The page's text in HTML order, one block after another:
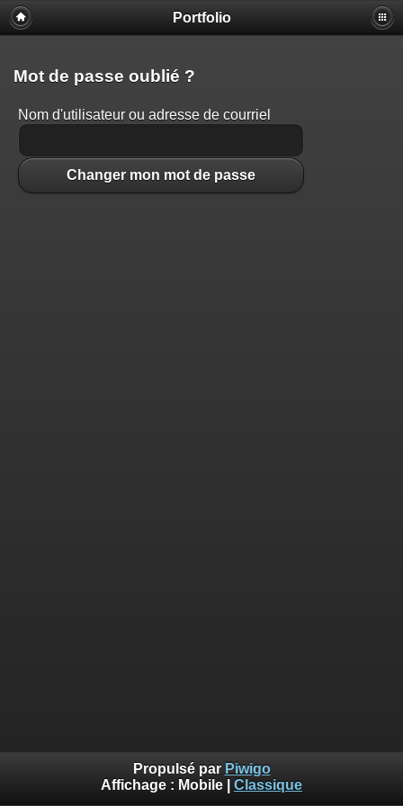
Portfolio
Mot de passe oublié ?
Nom d'utilisateur ou adresse de courriel
Changer mon mot de passe
Propulsé par Piwigo
Affichage : Mobile Classique